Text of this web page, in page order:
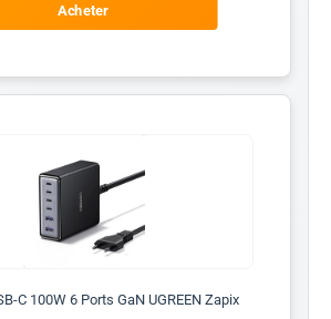
Acheter
C 100W 6 Ports GaN UGREEN Zapix